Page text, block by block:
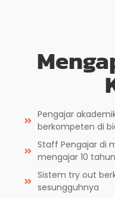
Pengajar
berkompeten di
Staff Pengajar di
mengajar 10
Sistem try out
sesungguhnya